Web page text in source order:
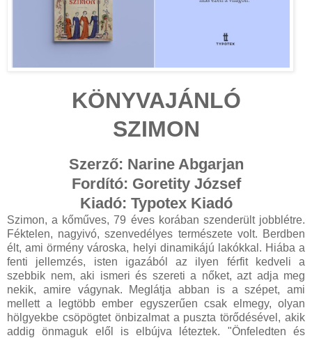
KÖNYVAJÁNLÓ
SZIMON
Szerző: Narine Abgarjan
Fordító: Goretity József
Kiadó: Typotex Kiadó
Szimon, a kőműves, 79 éves korában szenderült jobblétre.
Féktelen, nagyivó, szenvedélyes természete volt. Berdben
élt, ami örmény városka, helyi dinamikájú lakókkal. Hiába a
fenti jellemzés, isten igazából az ilyen férfit kedveli a
szebbik nem, aki ismeri és szereti a nőket, azt adja meg
nekik, amire vágynak. Meglátja abban is a szépet, ami
mellett a legtöbb ember egyszerűen csak elmegy, olyan
hölgyekbe csöpögtet önbizalmat a puszta törődésével, akik
addig önmaguk elől is elbújva léteztek. "Önfeledten és